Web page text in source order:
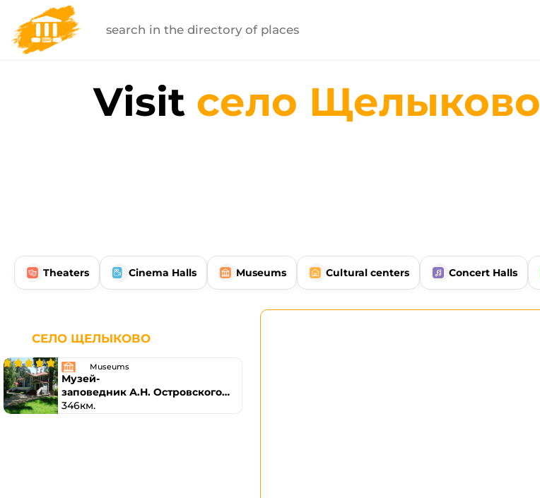
Visit село Щелыково
Theaters Cinema Halls Museums Cultural centers Concert Halls
СЕЛО ЩЕЛЫКОВО
Museums
Музей-
заповедник А.Н. Островского
«Щелыково»
346км.